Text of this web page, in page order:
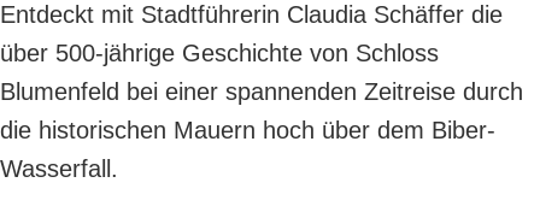
Entdeckt mit Stadtführerin Claudia Schäffer die
über 500-jährige Geschichte von Schloss
Blumenfeld bei einer spannenden Zeitreise durch
die historischen Mauern hoch über dem Biber-
Wasserfall.